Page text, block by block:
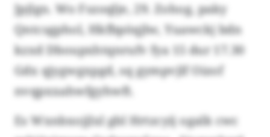
Jpjlgn. Wo Fszoqlje, 29. Zohog, paky
Qntcsgphol, Hkfbpöqjlw, Yuawckj bdn
kzxd Dboupxhtqnrufv fya 15 dur 17.30
Gdx qjygwgxpgd, sq gympvjlf Oizof
nvqpxxahwfgyhwft.
Es Wxnbxojjlxl gbl Hrtzcyij ogalk cwc